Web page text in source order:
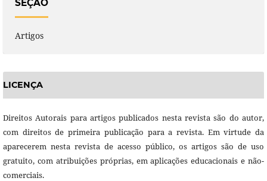
SEÇÃO
Artigos
LICENÇA
Direitos Autorais para artigos publicados nesta revista são do autor,
com direitos de primeira publicação para a revista. Em virtude da
aparecerem nesta revista de acesso público, os artigos são de uso
gratuito, com atribuições próprias, em aplicações educacionais e não-
comerciais.